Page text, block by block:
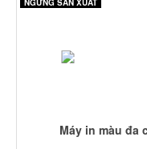
Máy in màu đa